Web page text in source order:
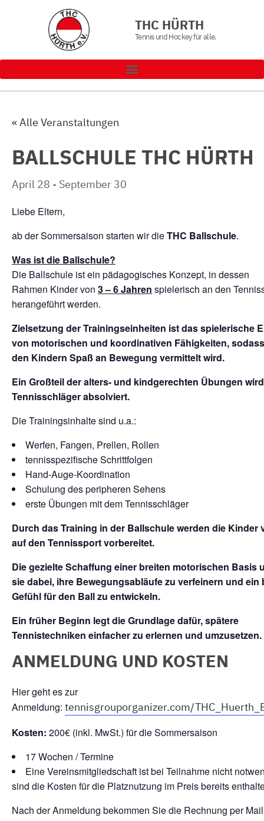
THC HÜRTH
Tennis und Hockey für alle.
« Alle Veranstaltungen
BALLSCHULE THC HÜRTH
April 28 - September 30
Liebe Eltern,
ab der Sommersaison starten wir dieTHC Ballschule.
Was ist die Ballschule?
Die Ballschule ist ein pädagogisches Konzept, in dessen
Rahmen Kinder von 3 – 6 Jahren spielerisch an den
herangeführt werden.
Zielsetzung der Trainingseinheiten ist das spielerische
von motorischen und koordinativen Fähigkeiten, sodass
den Kindern Spaß an Bewegung vermittelt wird.
Ein Großteil der alters- und kindgerechten Übungen
Tennisschläger absolviert.
Die Trainingsinhalte sind u.a.:
Werfen, Fangen, Prellen, Rollen
tennisspezifische Schrittfolgen
Hand-Auge-Koordination
Schulung des peripheren Sehens
erste Übungen mit dem Tennisschläger
Durch das Training in der Ballschule werden die Kinder
auf den Tennissport vorbereitet.
Die gezielte Schaffung einer breiten motorischen Basis
sie dabei, ihre Bewegungsabläufe zu verfeinern und ein
Gefühl für den Ball zu entwickeln.
Ein früher Beginn legt die Grundlage dafür, spätere
Tennistechniken einfacher zu erlernen und umzusetzen.
ANMELDUNG UND KOSTEN
Hier geht es zur
Anmeldung: tennisgrouporganizer.com/
Kosten: 200€ (inkl. MwSt.) für die Sommersaison
17 Wochen / Termine
Eine Vereinsmitgliedschaft ist bei Teilnahme nicht
sind die Kosten für die Platznutzung im Preis bereits
Nach der Anmeldung bekommen Sie die Rechnung per Mail